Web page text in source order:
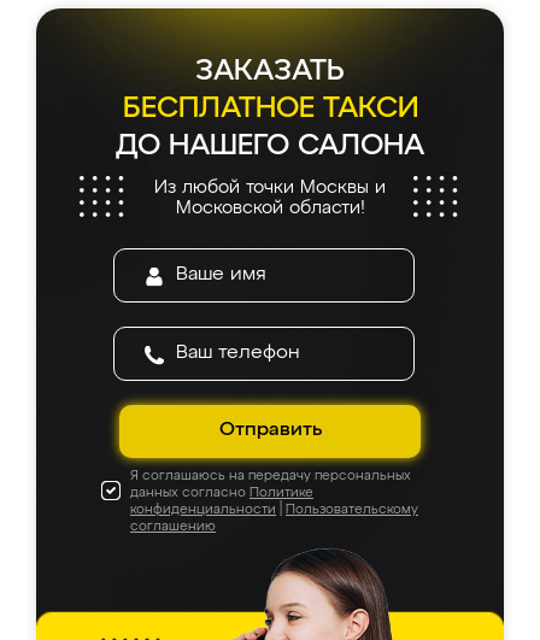
ЗАКАЗАТЬ
БЕСПЛАТНОЕ ТАКСИ
ДО НАШЕГО САЛОНА
Из любой точки Москвы и
Московской области!
Отправить
Я соглашаюсь на передачу персональных
данных согласно Политике
конфиденциальности
Пользовательскому
соглашению